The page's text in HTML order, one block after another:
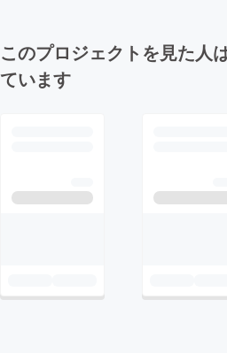
このプロジェクトを見た人
ています